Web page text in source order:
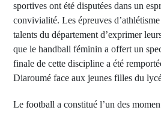
sportives ont été disputées dans un
convivialité. Les épreuves
talents du département d’exprimer
que le handball féminin a offert un
finale de cette discipline a été
Diaroumé face aux jeunes filles du
Le football a constitué l’un des